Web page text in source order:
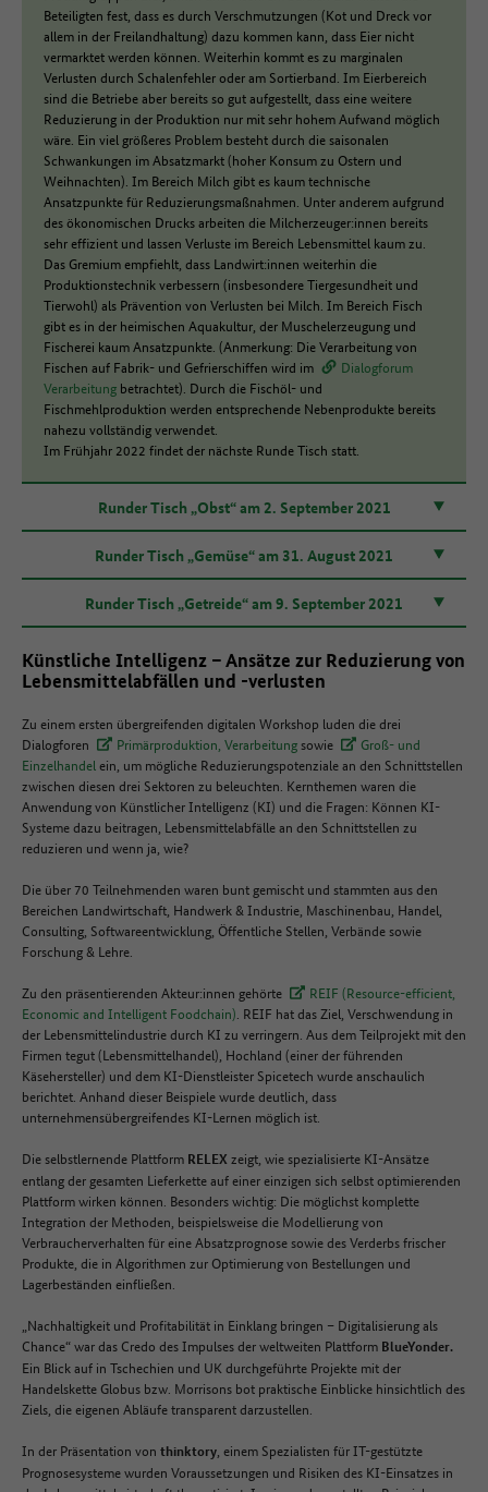
Beteiligten fest, dass es durch Verschmutzungen (Kot und Dreck vor
allem in der Freilandhaltung) dazu kommen kann, dass Eier nicht
vermarktet werden können. Weiterhin kommt es zu marginalen
Verlusten durch Schalenfehler oder am Sortierband. Im Eierbereich
sind die Betriebe aber bereits so gut aufgestellt, dass eine weitere
Reduzierung in der Produktion nur mit sehr hohem Aufwand möglich
wäre. Ein viel größeres Problem besteht durch die saisonalen
Schwankungen im Absatzmarkt (hoher Konsum zu Ostern und
Weihnachten). Im Bereich Milch gibt es kaum technische
Ansatzpunkte für Reduzierungsmaßnahmen. Unter anderem aufgrund
des ökonomischen Drucks arbeiten die Milcherzeuger:innen bereits
sehr effizient und lassen Verluste im Bereich Lebensmittel kaum zu.
Das Gremium empfiehlt, dass Landwirt:innen weiterhin die
Produktionstechnik verbessern (insbesondere Tiergesundheit und
Tierwohl) als Prävention von Verlusten bei Milch. Im Bereich Fisch
gibt es in der heimischen Aquakultur, der Muschelerzeugung und
Fischerei kaum Ansatzpunkte. (Anmerkung: Die Verarbeitung von
Fischen auf Fabrik- und Gefrierschiffen wird im
Dialogforum
Verarbeitung betrachtet). Durch die Fischöl- und
Fischmehlproduktion werden entsprechende Nebenprodukte bereits
nahezu vollständig verwendet.
Im Frühjahr 2022 findet der nächste Runde Tisch statt.
Runder Tisch „Obst“ am 2. September 2021
Runder Tisch „Gemüse“ am 31. August 2021
Runder Tisch „Getreide“ am 9. September 2021
Künstliche Intelligenz – Ansätze zur Reduzierung von
Lebensmittelabfällen und -verlusten
Zu einem ersten übergreifenden digitalen Workshop luden die drei
Dialogforen
Primärproduktion, Verarbeitungsowie
Groß- und
Einzelhandel ein, um mögliche Reduzierungspotenziale an den Schnittstellen
zwischen diesen drei Sektoren zu beleuchten. Kernthemen waren die
Anwendung von Künstlicher Intelligenz (KI) und die Fragen: Können KI-
Systeme dazu beitragen, Lebensmittelabfälle an den Schnittstellen zu
reduzieren und wenn ja, wie?
Die über 70 Teilnehmenden waren bunt gemischt und stammten aus den
Bereichen Landwirtschaft, Handwerk & Industrie, Maschinenbau, Handel,
Consulting, Softwareentwicklung, Öffentliche Stellen, Verbände sowie
Forschung & Lehre.
Zu den präsentierenden Akteur:innen gehörte
REIF (Resource-efficient,
Economic and Intelligent Foodchain) . REIF hat das Ziel, Verschwendung in
der Lebensmittelindustrie durch KI zu verringern. Aus dem Teilprojekt mit den
Firmen tegut (Lebensmittelhandel), Hochland (einer der führenden
Käsehersteller) und dem KI-Dienstleister Spicetech wurde anschaulich
berichtet. Anhand dieser Beispiele wurde deutlich, dass
unternehmensübergreifendes KI-Lernen möglich ist.
Die selbstlernende Plattform RELEX zeigt, wie spezialisierte KI-Ansätze
entlang der gesamten Lieferkette auf einer einzigen sich selbst optimierenden
Plattform wirken können. Besonders wichtig: Die möglichst komplette
Integration der Methoden, beispielsweise die Modellierung von
Verbraucherverhalten für eine Absatzprognose sowie des Verderbs frischer
Produkte, die in Algorithmen zur Optimierung von Bestellungen und
Lagerbeständen einfließen.
„Nachhaltigkeit und Profitabilität in Einklang bringen – Digitalisierung als
Chance“ war das Credo des Impulses der weltweiten Plattform BlueYonder.
Ein Blick auf in Tschechien und UK durchgeführte Projekte mit der
Handelskette Globus bzw. Morrisons bot praktische Einblicke hinsichtlich des
Ziels, die eigenen Abläufe transparent darzustellen.
In der Präsentation von thinktory , einem Spezialisten für IT-gestützte
Prognosesysteme wurden Voraussetzungen und Risiken des KI-Einsatzes in